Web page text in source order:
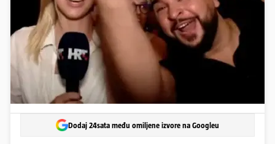
Dodaj 24sata među omiljene izvore na Googleu